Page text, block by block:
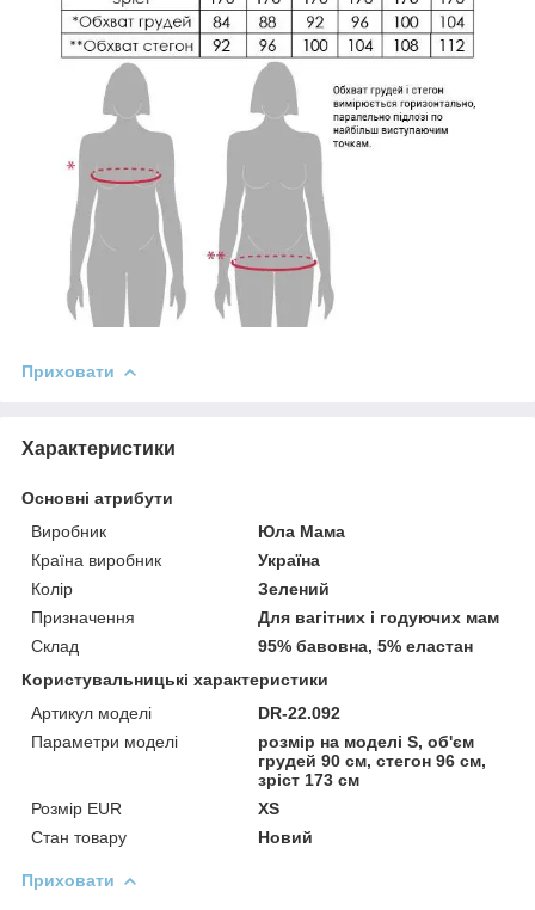
Приховати
Характеристики
Основні атрибути
Виробник
Юла Мама
Країна виробник
Україна
Колір
Зелений
Призначення
Для вагітних і годуючих мам
Склад
95% бавовна, 5% еластан
Користувальницькі характеристики
Артикул моделі
DR-22.092
Параметри моделі
розмір на моделі S, об'єм
грудей 90 см, стегон 96 см,
зріст 173 см
Розмір EUR
XS
Стан товару
Новий
Приховати